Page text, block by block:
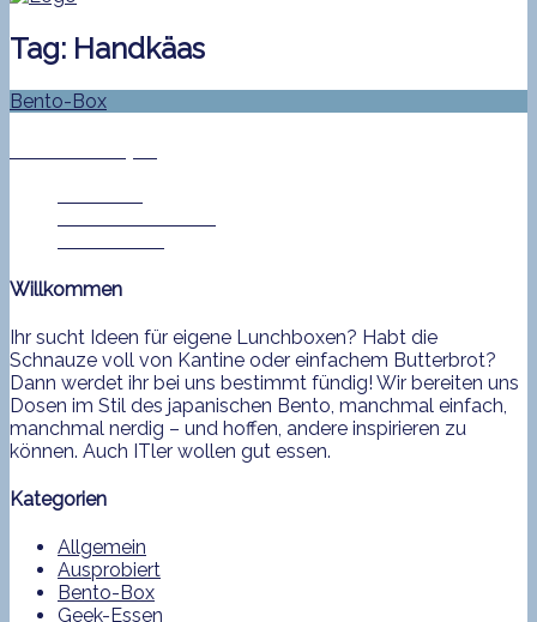
Tag: Handkäas
Bento-Box
Willkommen
Ihr sucht Ideen für eigene Lunchboxen? Habt die
Schnauze voll von Kantine oder einfachem Butterbrot?
Dann werdet ihr bei uns bestimmt fündig! Wir bereiten uns
Dosen im Stil des japanischen Bento, manchmal einfach,
manchmal nerdig – und hoffen, andere inspirieren zu
können. Auch ITler wollen gut essen.
Kategorien
Allgemein
Ausprobiert
Bento-Box
Geek-Essen